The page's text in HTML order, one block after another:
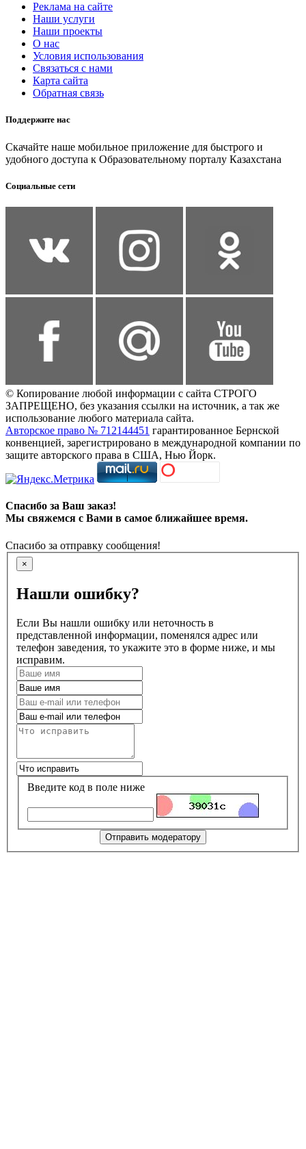
Реклама на сайте
Наши услуги
Наши проекты
О нас
Условия использования
Связаться с нами
Карта сайта
Обратная связь
Поддержите нас
Скачайте наше мобильное приложение для быстрого и
удобного доступа к Образовательному порталу Казахстана
Социальные сети
© Копирование любой информации с сайта СТРОГО
ЗАПРЕЩЕНО, без указания ссылки на источник, а так же
использование любого материала сайта.
Авторское право № 712144451 гарантированное Бернской
конвенцией, зарегистрировано в международной компании по
защите авторского права в США, Нью Йорк.
Спасибо за Ваш заказ!
Мы свяжемся с Вами в самое ближайшее время.
Спасибо за отправку сообщения!
×
Нашли ошибку?
Если Вы нашли ошибку или неточность в
представленной информации, поменялся адрес или
телефон заведения, то укажите это в форме ниже, и мы
исправим.
Введите код в поле ниже
Отправить модератору